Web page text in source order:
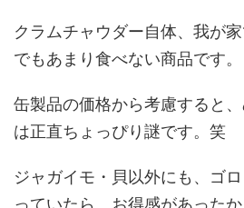
クラムチャウダー自体、我が
でもあまり食べない商品です。
缶製品の価格から考慮すると
は正直ちょっぴり謎です。笑
ジャガイモ・貝以外にも、ゴ
っていたら、お得感があった